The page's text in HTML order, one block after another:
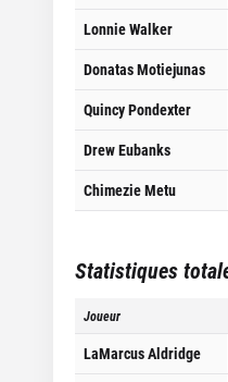
Lonnie Walker
Donatas Motiejunas
Quincy Pondexter
Drew Eubanks
Chimezie Metu
Statistiques
Joueur
LaMarcus Aldridge